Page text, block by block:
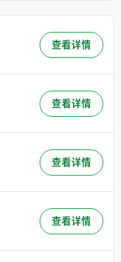
查看详情
查看详情
查看详情
查看详情